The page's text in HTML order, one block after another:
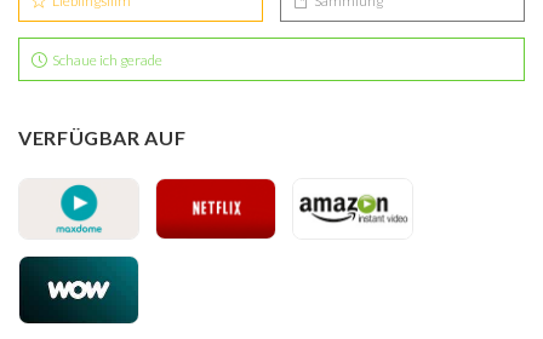
Schaue ich gerade
VERFÜGBAR AUF